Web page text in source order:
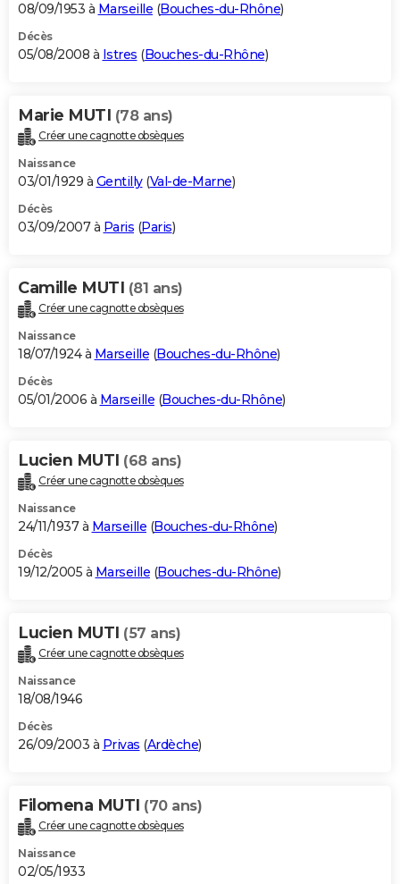
08/09/1953 à Marseille (Bouches-du-Rhône)
Décès
05/08/2008 à Istres (Bouches-du-Rhône)
Marie MUTI (78 ans)
Créer une cagnotte obsèques
Naissance
03/01/1929 à Gentilly(Val-de-Marne)
Décès
03/09/2007 à Paris (Paris)
Camille MUTI (81 ans)
Créer une cagnotte obsèques
Naissance
18/07/1924 à Marseille (Bouches-du-Rhône)
Décès
05/01/2006 à Marseille (Bouches-du-Rhône)
Lucien MUTI (68 ans)
Créer une cagnotte obsèques
Naissance
24/11/1937 à Marseille (Bouches-du-Rhône)
Décès
19/12/2005 à Marseille (Bouches-du-Rhône)
Lucien MUTI (57 ans)
Créer une cagnotte obsèques
Naissance
18/08/1946
Décès
26/09/2003 à Privas (Ardèche)
Filomena MUTI (70 ans)
Créer une cagnotte obsèques
Naissance
02/05/1933